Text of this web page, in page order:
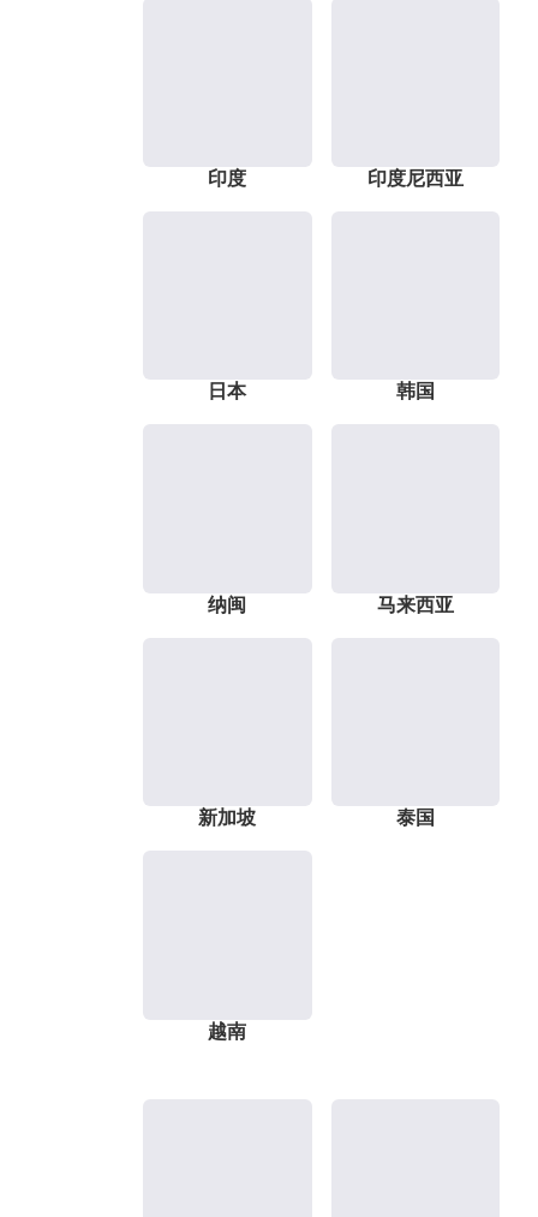
印度 印度尼西亚
日本 韩国
纳闽 马来西亚
新加坡 泰国
越南